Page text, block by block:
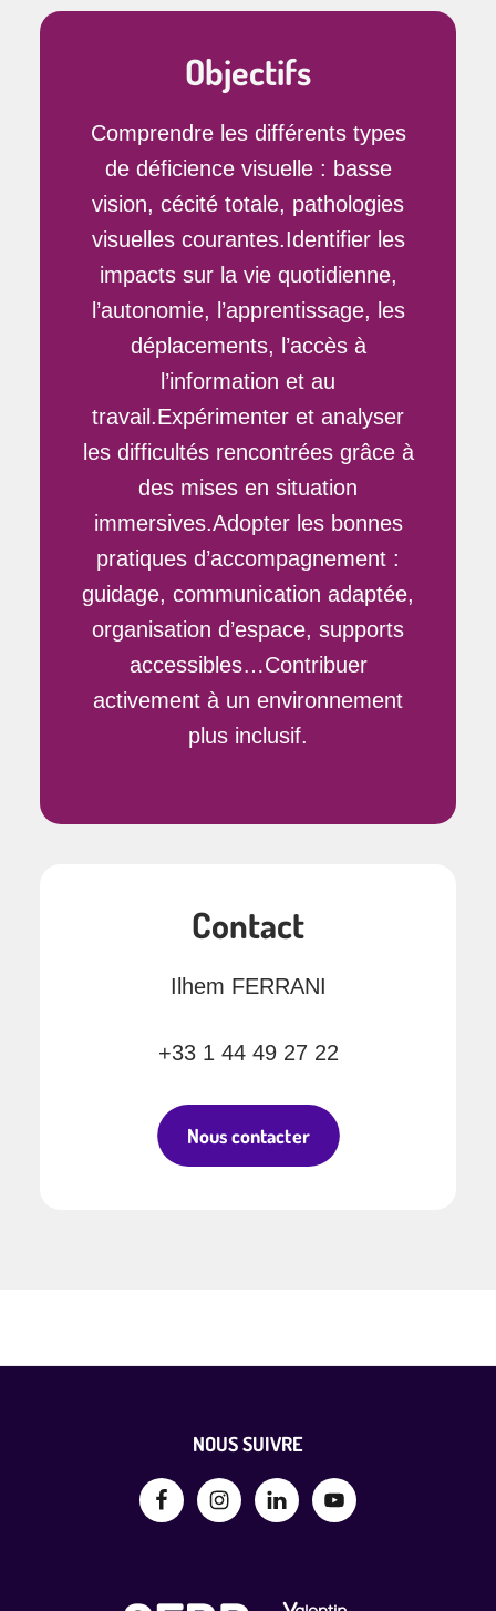
Objectifs
Comprendre les différents types
de déficience visuelle : basse
vision, cécité totale, pathologies
visuelles courantes.Identifier les
impacts sur la vie quotidienne,
l’autonomie, l’apprentissage, les
déplacements, l’accès à
l’information et au
travail.Expérimenter et analyser
les difficultés rencontrées grâce à
des mises en situation
immersives.Adopter les bonnes
pratiques d’accompagnement :
guidage, communication adaptée,
organisation d’espace, supports
accessibles…Contribuer
activement à un environnement
plus inclusif.
Contact
Ilhem FERRANI
+33 1 44 49 27 22
Nous contacter
NOUS SUIVRE